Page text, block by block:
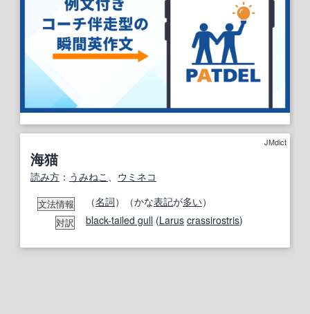
JMdict
海猫
読み方 ： うみねこ ウミネコ
文法情報 （名詞）（かな表記が多い）
対訳 black-tailed gull (Larus crassirostris)